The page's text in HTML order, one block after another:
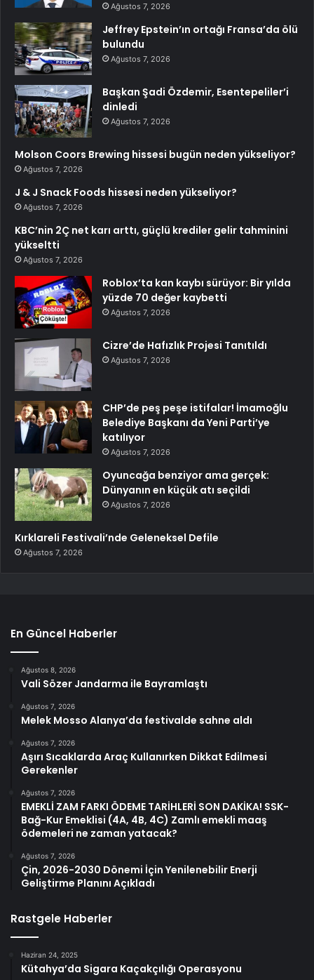
Ağustos 7, 2026
Jeffrey Epstein’ın ortağı Fransa’da ölü
bulundu
Ağustos 7, 2026
Başkan Şadi Özdemir, Esentepeliler’i
dinledi
Ağustos 7, 2026
Molson Coors Brewing hissesi bugün neden yükseliyor?
Ağustos 7, 2026
J & J Snack Foods hissesi neden yükseliyor?
Ağustos 7, 2026
KBC’nin 2Ç net karı arttı, güçlü krediler gelir tahminini
yükseltti
Ağustos 7, 2026
Roblox’ta kan kaybı sürüyor: Bir yılda
yüzde 70 değer kaybetti
Ağustos 7, 2026
Cizre’de Hafızlık Projesi Tanıtıldı
Ağustos 7, 2026
CHP’de peş peşe istifalar! İmamoğlu
Belediye Başkanı da Yeni Parti’ye
katılıyor
Ağustos 7, 2026
Oyuncağa benziyor ama gerçek:
Dünyanın en küçük atı seçildi
Ağustos 7, 2026
Kırklareli Festivali’nde Geleneksel Defile
Ağustos 7, 2026
En Güncel Haberler
Ağustos 8, 2026
Vali Sözer Jandarma ile Bayramlaştı
Ağustos 7, 2026
Melek Mosso Alanya’da festivalde sahne aldı
Ağustos 7, 2026
Aşırı Sıcaklarda Araç Kullanırken Dikkat Edilmesi
Gerekenler
Ağustos 7, 2026
EMEKLİ ZAM FARKI ÖDEME TARİHLERİ SON DAKİKA! SSK-
Bağ-Kur Emeklisi (4A, 4B, 4C) Zamlı emekli maaş
ödemeleri ne zaman yatacak?
Ağustos 7, 2026
Çin, 2026-2030 Dönemi İçin Yenilenebilir Enerji
Geliştirme Planını Açıkladı
Rastgele Haberler
Haziran 24, 2025
Kütahya’da Sigara Kaçakçılığı Operasyonu